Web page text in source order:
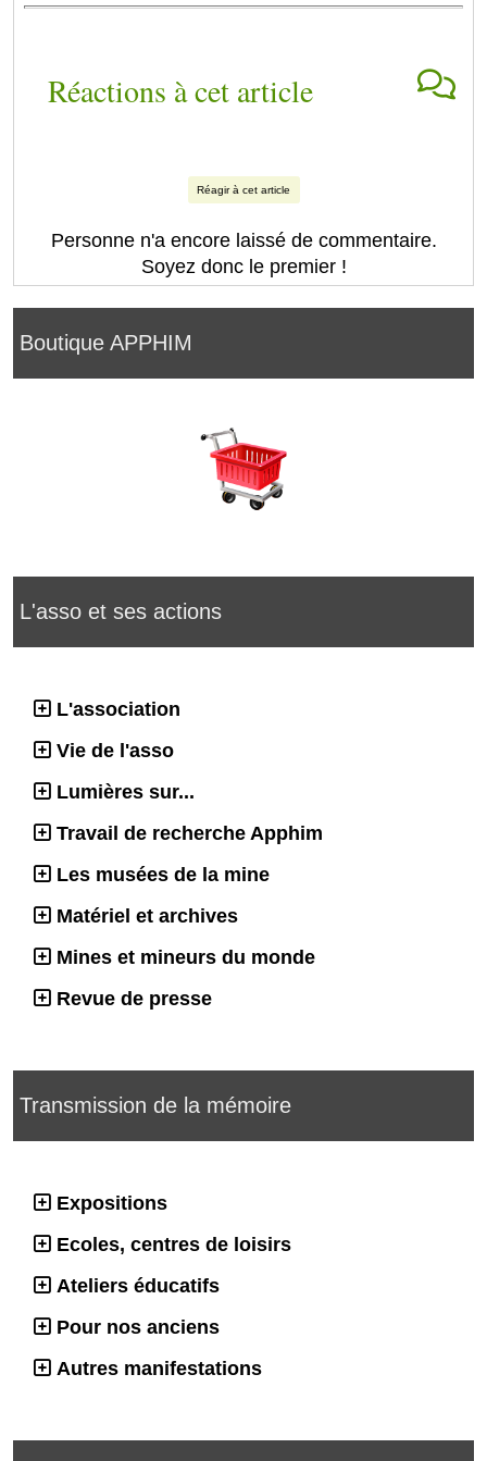
Boutique APPHIM
L'asso et ses actions
L'association
Vie de l'asso
Lumières sur...
Travail de recherche Apphim
Les musées de la mine
Matériel et archives
Mines et mineurs du monde
Revue de presse
Transmission de la mémoire
Expositions
Ecoles, centres de loisirs
Ateliers éducatifs
Pour nos anciens
Autres manifestations
Réactions à cet article
Réagir à cet article
Personne n'a encore laissé de commentaire.
Soyez donc le premier !